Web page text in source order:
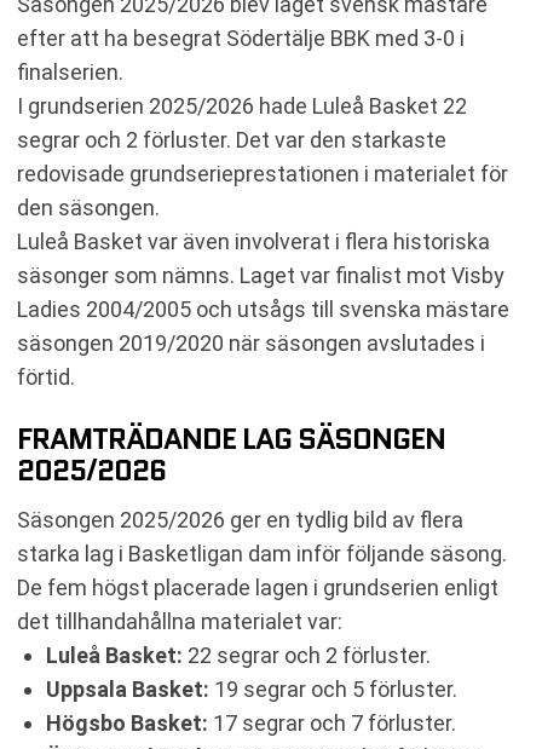
efter att ha besegrat Södertälje BBK med 3-0 i
finalserien.
I grundserien 2025/2026 hade Luleå Basket 22
segrar och 2 förluster. Det var den starkaste
redovisade grundserieprestationen i materialet för
den säsongen.
Luleå Basket var även involverat i flera historiska
säsonger som nämns. Laget var finalist mot Visby
Ladies 2004/2005 och utsågs till svenska mästare
säsongen 2019/2020 när säsongen avslutades i
förtid.
FRAMTRÄDANDE LAG SÄSONGEN
2025/2026
Säsongen 2025/2026 ger en tydlig bild av flera
starka lag i Basketligan dam inför följande säsong.
De fem högst placerade lagen i grundserien enligt
det tillhandahållna materialet var:
Luleå Basket: 22 segrar och 2 förluster.
Uppsala Basket: 19 segrar och 5 förluster.
Högsbo Basket: 17 segrar och 7 förluster.